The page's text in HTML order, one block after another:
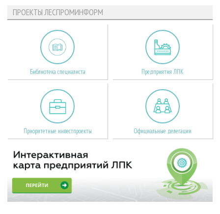
ПРОЕКТЫ ЛЕСПРОМИНФОРМ
Библиотека специалиста Предприятия ЛПК
Приоритетные инвестпроекты Официальные делегации